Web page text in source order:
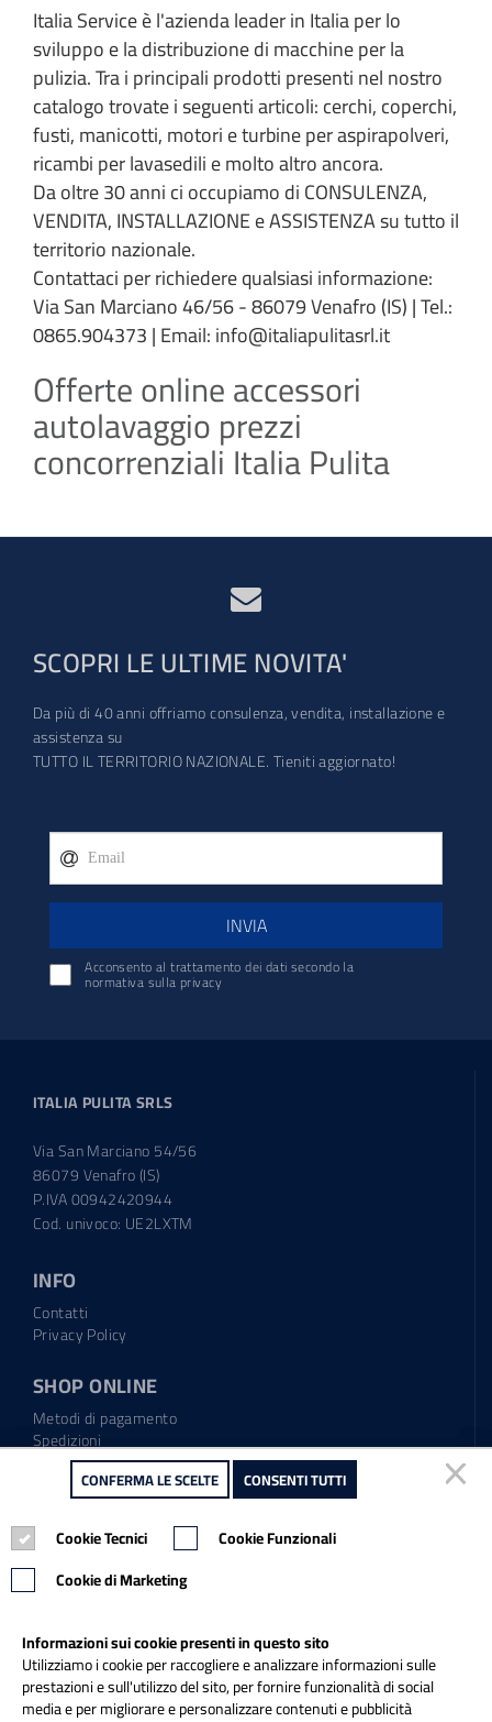
Italia Service è l'azienda leader in Italia per lo
sviluppo e la distribuzione di macchine per la
pulizia. Tra i principali prodotti presenti nel nostro
catalogo trovate i seguenti articoli: cerchi, coperchi,
fusti, manicotti, motori e turbine per aspirapolveri,
ricambi per lavasedili e molto altro ancora.
Da oltre 30 anni ci occupiamo di CONSULENZA,
VENDITA, INSTALLAZIONE e ASSISTENZA su tutto il
territorio nazionale.
Contattaci per richiedere qualsiasi informazione:
Via San Marciano 46/56 - 86079 Venafro (IS) | Tel.:
0865.904373 | Email: info@italiapulitasrl.it
Offerte online accessori
autolavaggio prezzi
concorrenziali Italia Pulita
SCOPRI LE ULTIME NOVITA'
Da più di 40 anni offriamo consulenza, vendita, installazione e
assistenza su
TUTTO IL TERRITORIO NAZIONALE. Tieniti aggiornato!
INVIA
Acconsento al trattamento dei dati secondo la
normativa sulla privacy
ITALIA PULITA SRLS
Via San Marciano 54/56
86079 Venafro (IS)
P.IVA 00942420944
Cod. univoco: UE2LXTM
INFO
Contatti
Privacy Policy
SHOP ONLINE
Metodi di pagamento
Spedizioni
Regolamento garanzia
Diritto di recesso
Tel.: 0865.904373
Email:info@italiapulitasrl.it
CONFERMA LE SCELTE CONSENTI TUTTI
Cookie Tecnici
Cookie Funzionali
Cookie di Marketing
Informazioni sui cookie presenti in questo sito
Utilizziamo i cookie per raccogliere e analizzare informazioni sulle
prestazioni e sull'utilizzo del sito, per fornire funzionalità di social
media e per migliorare e personalizzare contenuti e pubblicità
CONFERMA LE SCELTE CONSENTI TUTTI
Cookie Tecnici
Cookie Funzionali
Cookie di Marketing
Informazioni sui cookie presenti in questo sito
Utilizziamo i cookie per raccogliere e analizzare informazioni sulle
prestazioni e sull'utilizzo del sito, per fornire funzionalità di social
media e per migliorare e personalizzare contenuti e pubblicità